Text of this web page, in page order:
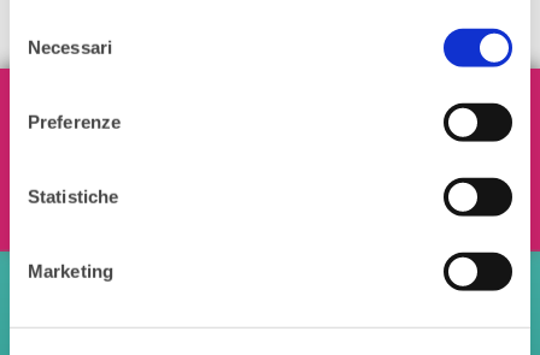
delNecessari
Preferenze
Statistiche
Marketing